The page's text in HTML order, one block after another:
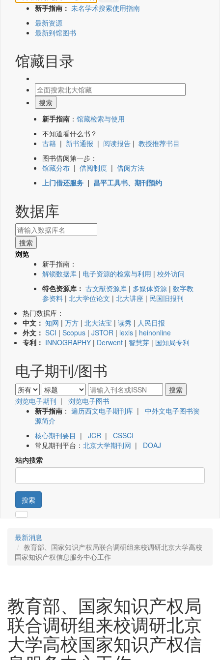
新手指南： 未名学术搜索使用指南
最新资源
最新到馆图书
馆藏目录
新手指南 ： 馆藏检索与使用
不知道看什么书？
古籍 | 新书通报 | 阅读报告 | 教授推荐书目
图书借阅第一步：
馆藏分布 | 借阅制度 | 借阅方法
上门借还服务 | 昌平工具书、期刊预约
数据库
浏览
新手指南：
解锁数据库 | 电子资源的检索与利用 | 校外访问
特色资源库： 古文献资源库 | 多媒体资源 | 数字教
参资料 | 北大学位论文 | 北大讲座 | 民国旧报刊
热门数据库：
中文： 知网 | 万方 | 北大法宝 | 读秀 | 人民日报
外文： SCI | Scopus | JSTOR | lexis | heinonline
专利： INNOGRAPHY | Derwent | 智慧芽 | 国知局专利
电子期刊/图书
浏览电子期刊 | 浏览电子图书
新手指南 ： 遍历西文电子期刊库 | 中外文电子图书资
源简介
核心期刊要目 | JCR | CSSCI
常见期刊平台： 北京大学期刊网 | DOAJ
站内搜索
搜索
最新消息
教育部、国家知识产权局联合调研组来校调研北京大学高校
国家知识产权信息服务中心工作
教育部、国家知识产权局
联合调研组来校调研北京
大学高校国家知识产权信